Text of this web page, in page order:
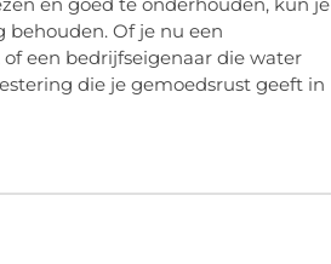
behouden. Of je nu een
een bedrijfseigenaar die water
die je gemoedsrust geeft in